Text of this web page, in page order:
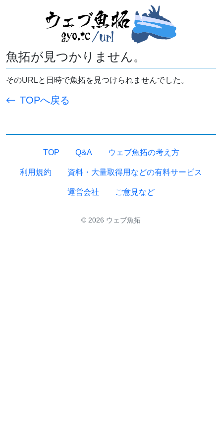
魚拓が見つかりません。
そのURLと日時で魚拓を見つけられませんでした。
TOPへ戻る
TOP Q&A ウェブ魚拓の考え方
利用規約 資料・大量取得用などの有料サービス
運営会社 ご意見など
© 2026 ウェブ魚拓